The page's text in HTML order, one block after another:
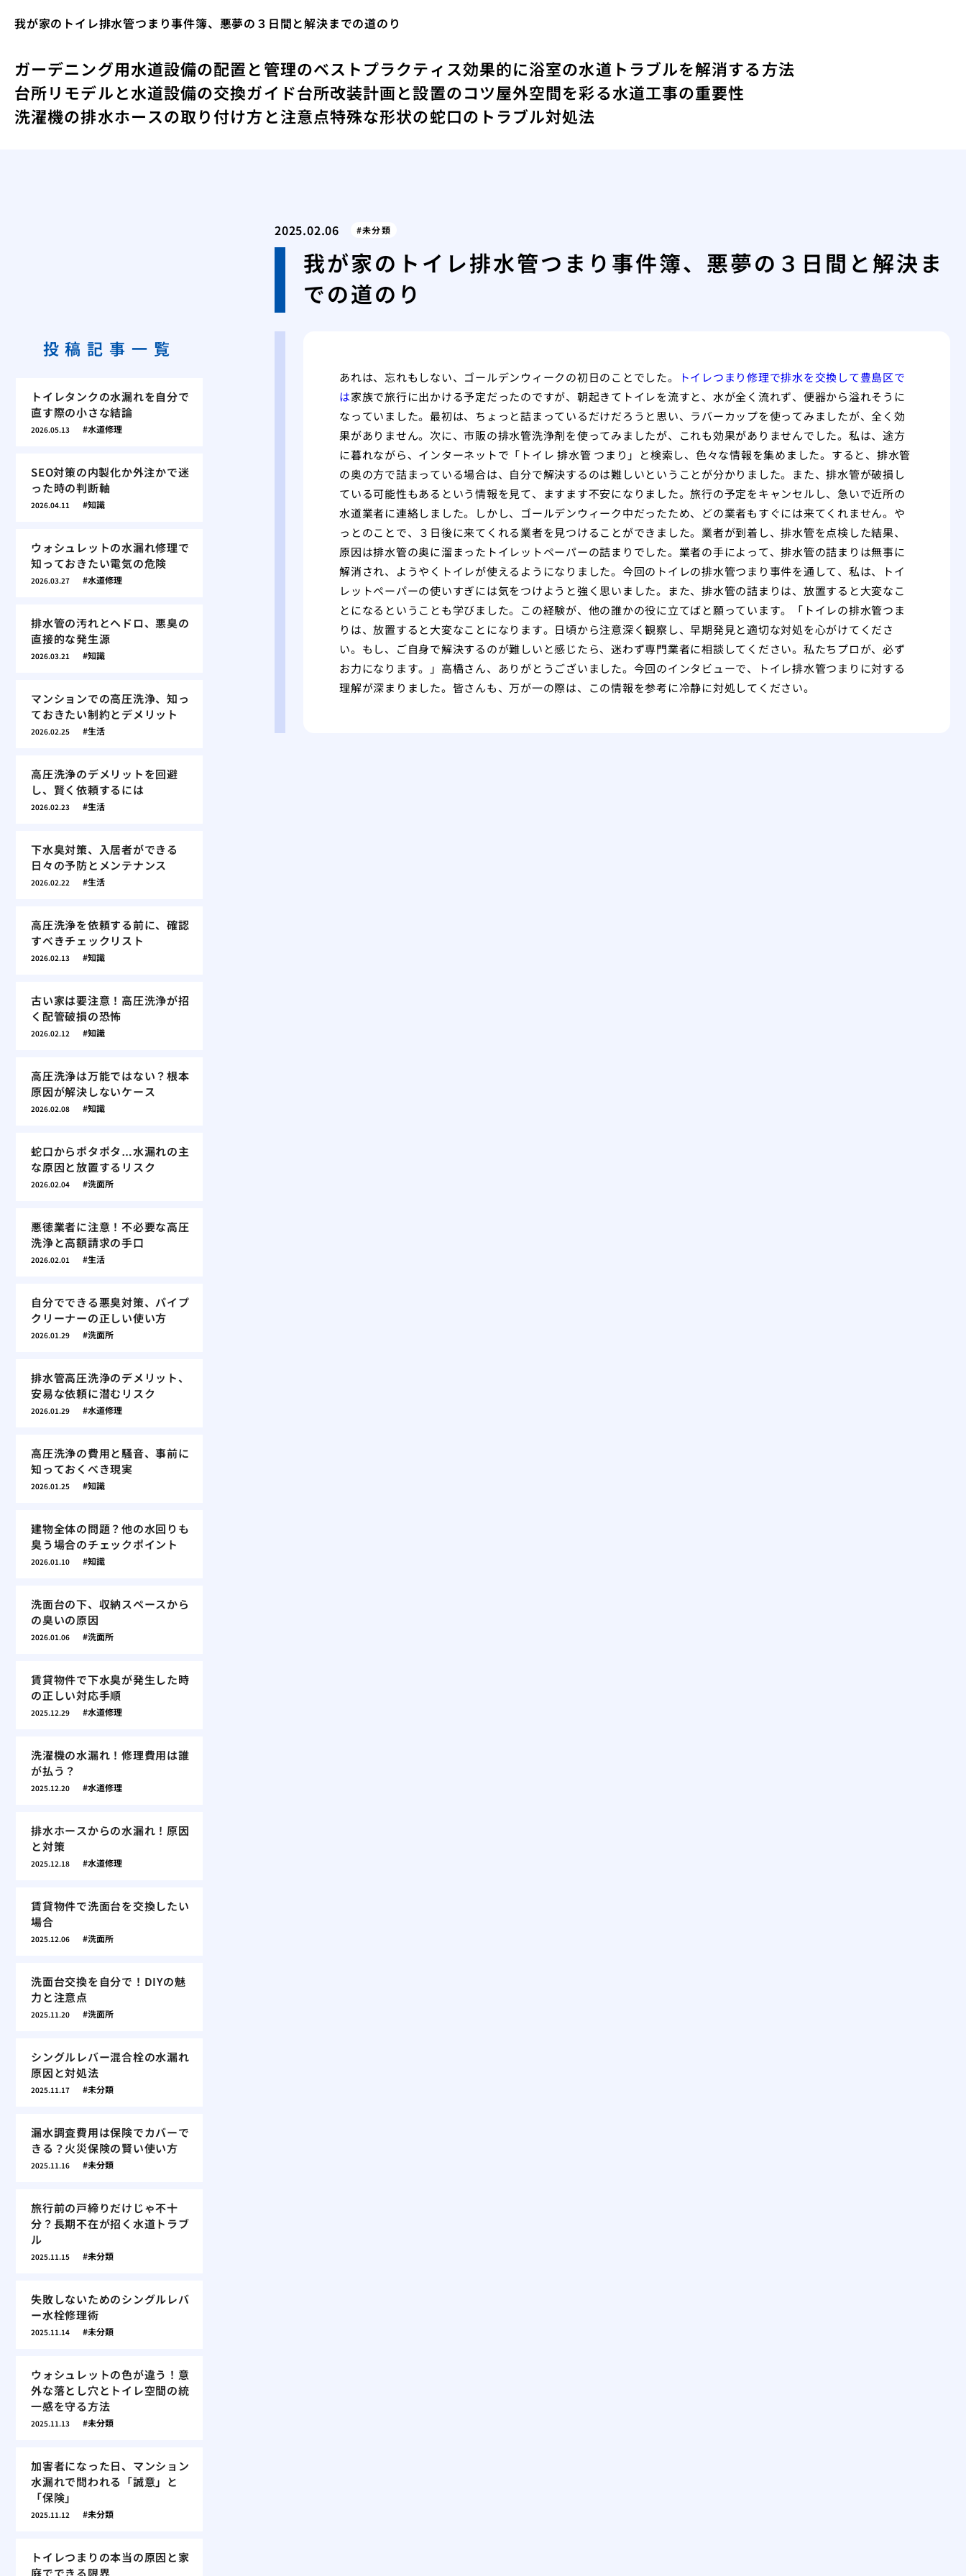
我が家のトイレ排水管つまり事件簿、悪夢の３日間と解決までの道のり
ガーデニング用水道設備の配置と管理のベストプラクティス効果的に浴室の水道トラブルを解消する方法
台所リモデルと水道設備の交換ガイド台所改装計画と設置のコツ屋外空間を彩る水道工事の重要性
洗濯機の排水ホースの取り付け方と注意点特殊な形状の蛇口のトラブル対処法
2025.02.06 未分類
我が家のトイレ排水管つまり事件簿、悪夢の３日間と解決ま
での道のり
あれは、忘れもしない、ゴールデンウィークの初日のことでした。
トイレつまり修理で排水を交換して豊島区で
は家族で旅行に出かける予定だったのですが、朝起きてトイレを流すと、水が全く流れず、便器から溢れそうに
なっていました。最初は、ちょっと詰まっているだけだろうと思い、ラバーカップを使ってみましたが、全く効
果がありません。次に、市販の排水管洗浄剤を使ってみましたが、これも効果がありませんでした。私は、途方
に暮れながら、インターネットで「トイレ 排水管 つまり」と検索し、色々な情報を集めました。すると、排水管
の奥の方で詰まっている場合は、自分で解決するのは難しいということが分かりました。また、排水管が破損し
ている可能性もあるという情報を見て、ますます不安になりました。旅行の予定をキャンセルし、急いで近所の
水道業者に連絡しました。しかし、ゴールデンウィーク中だったため、どの業者もすぐには来てくれません。や
っとのことで、３日後に来てくれる業者を見つけることができました。業者が到着し、排水管を点検した結果、
原因は排水管の奥に溜まったトイレットペーパーの詰まりでした。業者の手によって、排水管の詰まりは無事に
解消され、ようやくトイレが使えるようになりました。今回のトイレの排水管つまり事件を通して、私は、トイ
レットペーパーの使いすぎには気をつけようと強く思いました。また、排水管の詰まりは、放置すると大変なこ
とになるということも学びました。この経験が、他の誰かの役に立てばと願っています。「トイレの排水管つま
りは、放置すると大変なことになります。日頃から注意深く観察し、早期発見と適切な対処を心がけてくださ
い。もし、ご自身で解決するのが難しいと感じたら、迷わず専門業者に相談してください。私たちプロが、必ず
お力になります。」高橋さん、ありがとうございました。今回のインタビューで、トイレ排水管つまりに対する
理解が深まりました。皆さんも、万が一の際は、この情報を参考に冷静に対処してください。
投稿記事一覧
トイレタンクの水漏れを自分で
直す際の小さな結論
2026.05.13 水道修理
SEO対策の内製化か外注かで迷
った時の判断軸
2026.04.11 知識
ウォシュレットの水漏れ修理で
知っておきたい電気の危険
2026.03.27 水道修理
排水管の汚れとヘドロ、悪臭の
直接的な発生源
2026.03.21 知識
マンションでの高圧洗浄、知っ
ておきたい制約とデメリット
2026.02.25 生活
高圧洗浄のデメリットを回避
し、賢く依頼するには
2026.02.23 生活
下水臭対策、入居者ができる
日々の予防とメンテナンス
2026.02.22 生活
高圧洗浄を依頼する前に、確認
すべきチェックリスト
2026.02.13 知識
古い家は要注意！高圧洗浄が招
く配管破損の恐怖
2026.02.12 知識
高圧洗浄は万能ではない？根本
原因が解決しないケース
2026.02.08 知識
蛇口からポタポタ…水漏れの主
な原因と放置するリスク
2026.02.04 洗面所
悪徳業者に注意！不必要な高圧
洗浄と高額請求の手口
2026.02.01 生活
自分でできる悪臭対策、パイプ
クリーナーの正しい使い方
2026.01.29 洗面所
排水管高圧洗浄のデメリット、
安易な依頼に潜むリスク
2026.01.29 水道修理
高圧洗浄の費用と騒音、事前に
知っておくべき現実
2026.01.25 知識
建物全体の問題？他の水回りも
臭う場合のチェックポイント
2026.01.10 知識
洗面台の下、収納スペースから
の臭いの原因
2026.01.06 洗面所
賃貸物件で下水臭が発生した時
の正しい対応手順
2025.12.29 水道修理
洗濯機の水漏れ！修理費用は誰
が払う？
2025.12.20 水道修理
排水ホースからの水漏れ！原因
と対策
2025.12.18 水道修理
賃貸物件で洗面台を交換したい
場合
2025.12.06 洗面所
洗面台交換を自分で！DIYの魅
力と注意点
2025.11.20 洗面所
シングルレバー混合栓の水漏れ
原因と対処法
2025.11.17 未分類
漏水調査費用は保険でカバーで
きる？火災保険の賢い使い方
2025.11.16 未分類
旅行前の戸締りだけじゃ不十
分？長期不在が招く水道トラブ
ル
2025.11.15 未分類
失敗しないためのシングルレバ
ー水栓修理術
2025.11.14 未分類
ウォシュレットの色が違う！意
外な落とし穴とトイレ空間の統
一感を守る方法
2025.11.13 未分類
加害者になった日、マンション
水漏れで問われる「誠意」と
「保険」
2025.11.12 未分類
トイレつまりの本当の原因と家
庭でできる限界